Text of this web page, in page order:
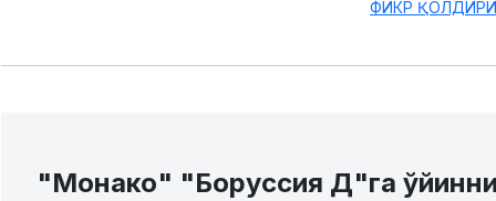
ФИКР
"Монако" "Боруссия Д"га